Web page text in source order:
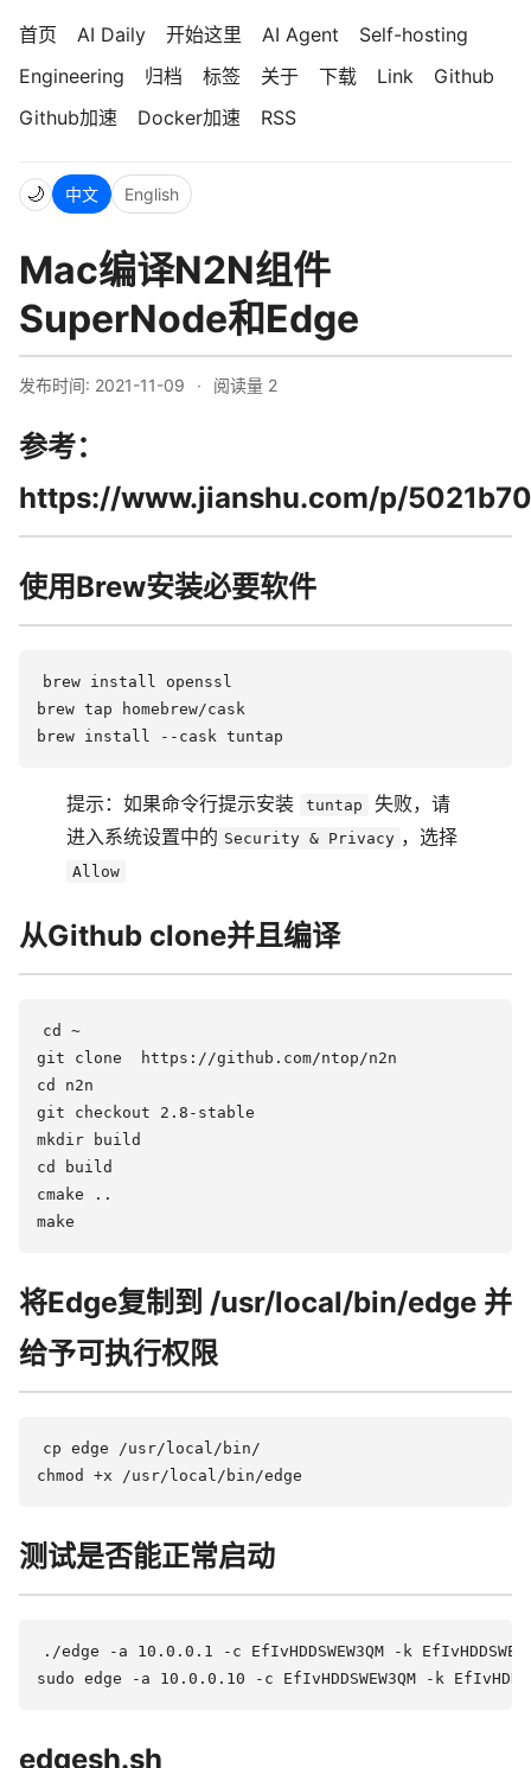
首页 AI Daily 开始这里 AI Agent
Self-hosting
Engineering
归档 标签 关于 下载 Link
Github
Github加速
Docker加速 RSS
🌙 中文 English
Mac编译N2N组件
SuperNode和Edge
发布时间: 2021-11-09 · 阅读量 2
参考：
https://www.jianshu.com/p/
使用Brew安装必要软件
brew install openssl
brew tap homebrew/cask
提示：如果命令行提示安装 tuntap
失败，请
进入系统设置中的 Security & Privacy ，选择
Allow
从Github clone并且编译
cd ~
git clone  https://github.com/ntop/n2n
cd n2n
git checkout 2.8-stable
mkdir build
cd build
cmake ..
将Edge复制到 /usr/local/bin/edge 并
给予可执行权限
cp edge /usr/local/bin/
测试是否能正常启动
./edge -a 10.0.0.1 -c EfIvHDDSWEW3QM -k
edgesh.sh